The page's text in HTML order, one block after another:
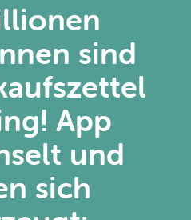
sind
App
und
sich